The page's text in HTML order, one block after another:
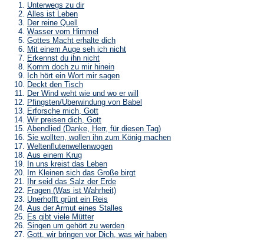
Unterwegs zu dir
Alles ist Leben
Der reine Quell
Wasser vom Himmel
Gottes Macht erhalte dich
Mit einem Auge seh ich nicht
Erkennst du ihn nicht
Komm doch zu mir hinein
Ich hört ein Wort mir sagen
Deckt den Tisch
Der Wind weht wie und wo er will
Pfingsten/Überwindung von Babel
Erforsche mich, Gott
Wir preisen dich, Gott
Abendlied (Danke, Herr, für diesen Tag)
Sie wollten, wollen ihn zum König machen
Weltenflutenwellenwogen
Aus einem Krug
In uns kreist das Leben
Im Kleinen sich das Große birgt
Ihr seid das Salz der Erde
Fragen (Was ist Wahrheit)
Unerhofft grünt ein Reis
Aus der Armut eines Stalles
Es gibt viele Mütter
Singen um gehört zu werden
Gott, wir bringen vor Dich, was wir haben